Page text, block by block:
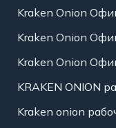
Kraken Onion
Kraken Onion
Kraken Onion
KRAKEN ONION
Kraken onion